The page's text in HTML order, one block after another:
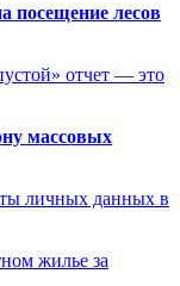
посещение лесов
отчет — это
массовых
личных данных в
жилье за